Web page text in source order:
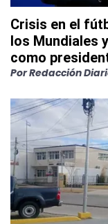
Crisis en el
los Mundiales
como
PorRedacción